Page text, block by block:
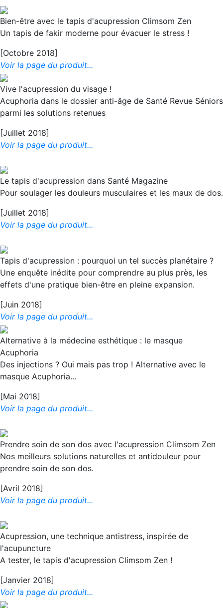
Bien-être avec le tapis d'acupression Climsom Zen
Un tapis de fakir moderne pour évacuer le stress !
[Octobre 2018]
Voir la page du produit...
Vive l'acupression du visage !
Acuphoria dans le dossier anti-âge de Santé Revue Séniors
parmi les solutions retenues
[Juillet 2018]
Voir la page du produit...
Le tapis d'acupression dans Santé Magazine
Pour soulager les douleurs musculaires et les maux de dos.
[Juillet 2018]
Voir la page du produit...
Tapis d'acupression : pourquoi un tel succès planétaire ?
Une enquête inédite pour comprendre au plus près, les
effets d'une pratique bien-être en pleine expansion.
[Juin 2018]
Voir la page du produit...
Alternative à la médecine esthétique : le masque
Acuphoria
Des injections ? Oui mais pas trop ! Alternative avec le
masque Acuphoria...
[Mai 2018]
Voir la page du produit...
Prendre soin de son dos avec l'acupression Climsom Zen
Nos meilleurs solutions naturelles et antidouleur pour
prendre soin de son dos.
[Avril 2018]
Voir la page du produit...
Acupression, une technique antistress, inspirée de
l'acupuncture
A tester, le tapis d'acupression Climsom Zen !
[Janvier 2018]
Voir la page du produit...